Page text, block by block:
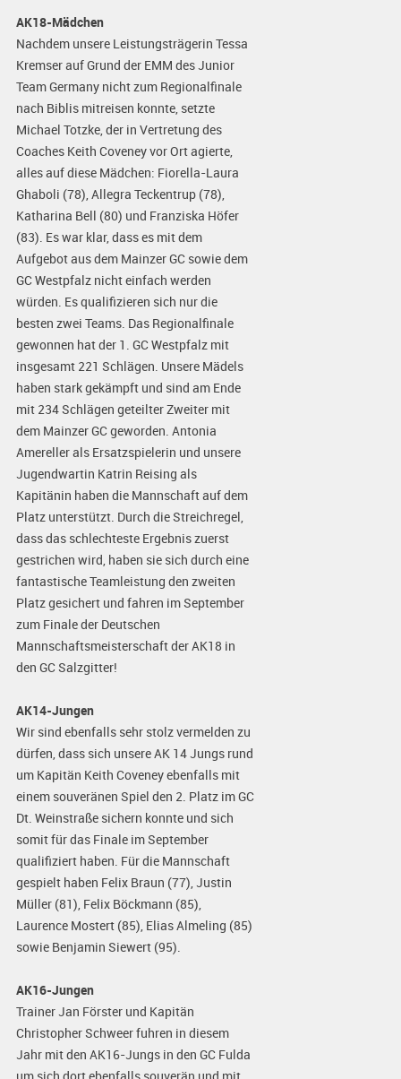
AK18-Mädchen
Nachdem unsere Leistungsträgerin Tessa
Kremser auf Grund der EMM des Junior
Team Germany nicht zum Regionalfinale
nach Biblis mitreisen konnte, setzte
Michael Totzke, der in Vertretung des
Coaches Keith Coveney vor Ort agierte,
alles auf diese Mädchen: Fiorella-Laura
Ghaboli (78), Allegra Teckentrup (78),
Katharina Bell (80) und Franziska Höfer
(83). Es war klar, dass es mit dem
Aufgebot aus dem Mainzer GC sowie dem
GC Westpfalz nicht einfach werden
würden. Es qualifizieren sich nur die
besten zwei Teams. Das Regionalfinale
gewonnen hat der 1. GC Westpfalz mit
insgesamt 221 Schlägen. Unsere Mädels
haben stark gekämpft und sind am Ende
mit 234 Schlägen geteilter Zweiter mit
dem Mainzer GC geworden. Antonia
Amereller als Ersatzspielerin und unsere
Jugendwartin Katrin Reising als
Kapitänin haben die Mannschaft auf dem
Platz unterstützt. Durch die Streichregel,
dass das schlechteste Ergebnis zuerst
gestrichen wird, haben sie sich durch eine
fantastische Teamleistung den zweiten
Platz gesichert und fahren im September
zum Finale der Deutschen
Mannschaftsmeisterschaft der AK18 in
den GC Salzgitter!
AK14-Jungen
Wir sind ebenfalls sehr stolz vermelden zu
dürfen, dass sich unsere AK 14 Jungs rund
um Kapitän Keith Coveney ebenfalls mit
einem souveränen Spiel den 2. Platz im GC
Dt. Weinstraße sichern konnte und sich
somit für das Finale im September
qualifiziert haben. Für die Mannschaft
gespielt haben Felix Braun (77), Justin
Müller (81), Felix Böckmann (85),
Laurence Mostert (85), Elias Almeling (85)
sowie Benjamin Siewert (95).
AK16-Jungen
Trainer Jan Förster und Kapitän
Christopher Schweer fuhren in diesem
Jahr mit den AK16-Jungs in den GC Fulda